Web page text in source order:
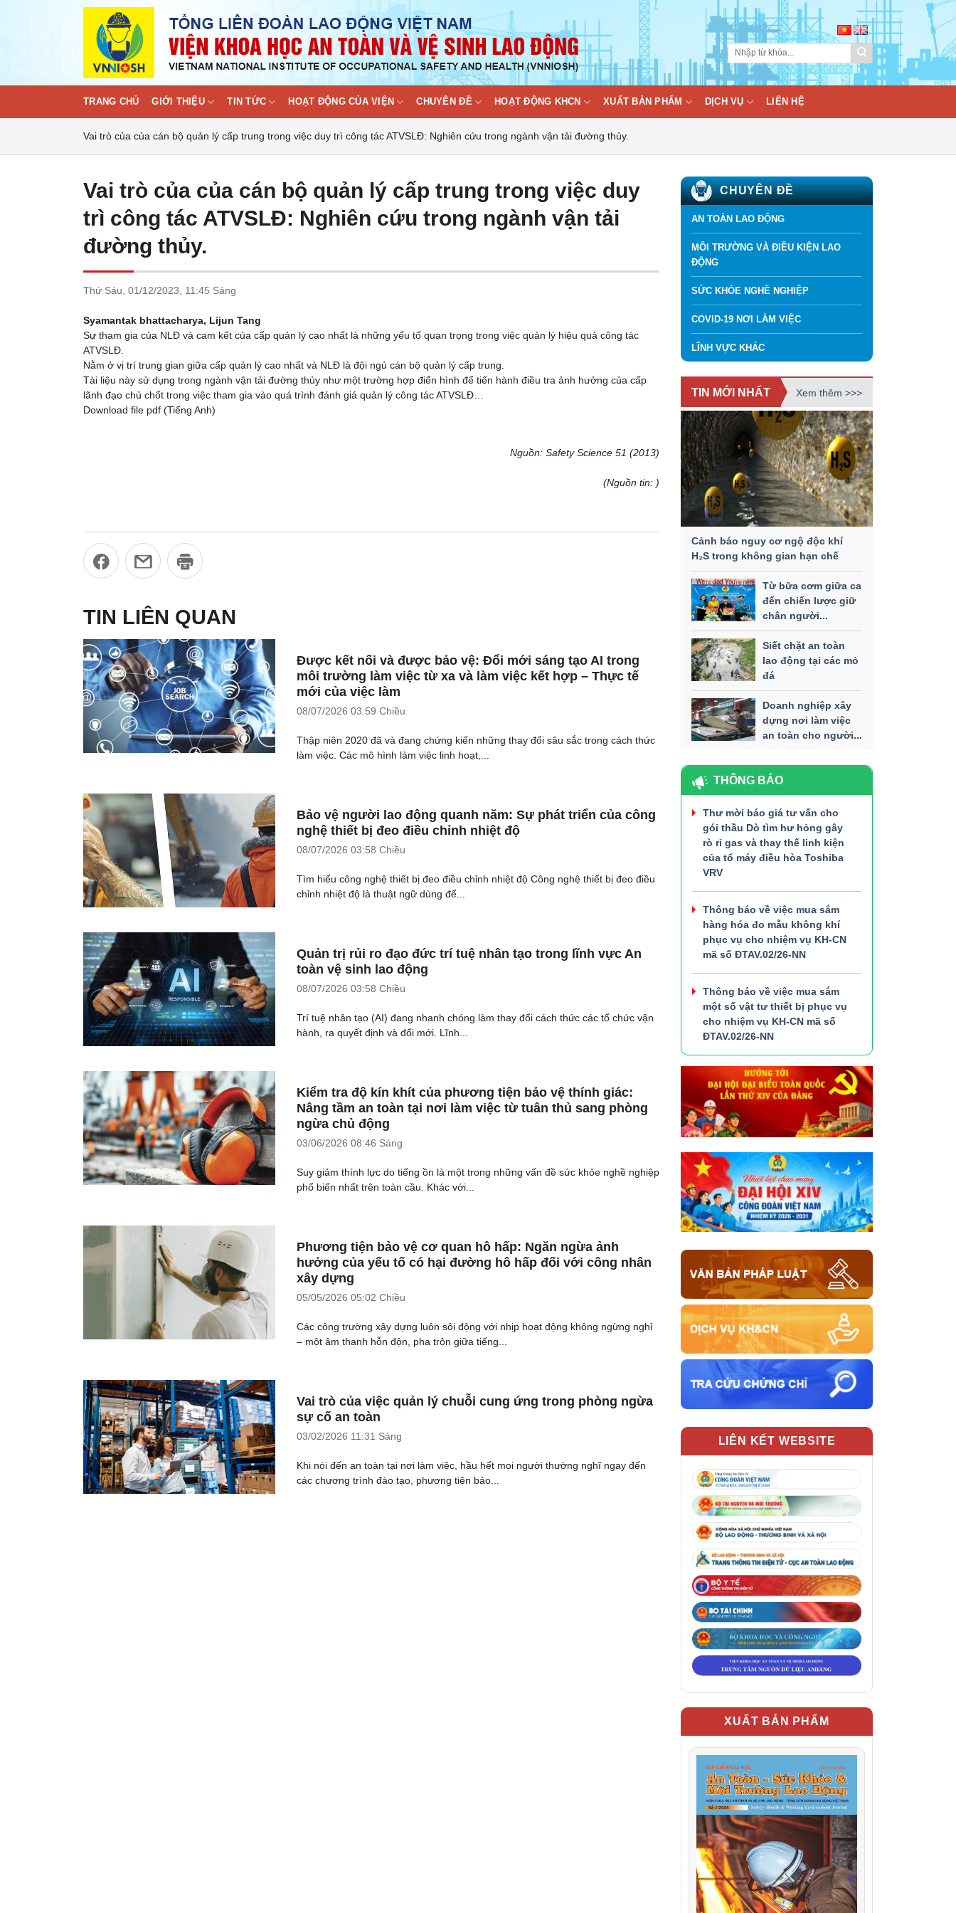
TRANG CHỦ GIỚI THIỆU TIN TỨC HOẠT ĐỘNG CỦA VIỆN CHUYÊN ĐỀ HOẠT ĐỘNG KHCN XUẤT BẢN PHẨM DỊCH VỤ LIÊN HỆ
Vai trò của của cán bộ quản lý cấp trung trong việc duy trì công tác ATVSLĐ: Nghiên cứu trong ngành vận tải đường thủy.
Vai trò của của cán bộ quản lý cấp trung trong việc duy
trì công tác ATVSLĐ: Nghiên cứu trong ngành vận tải
đường thủy.
Thứ Sáu, 01/12/2023, 11:45 Sáng
Syamantak bhattacharya, Lijun Tang
Sự tham gia của NLĐ và cam kết của cấp quản lý cao nhất là những yếu tố quan trọng trong việc quản lý hiệu quả công tác
ATVSLĐ.
Nằm ở vị trí trung gian giữa cấp quản lý cao nhất và NLĐ là đội ngủ cán bộ quản lý cấp trung.
Tài liệu này sử dụng trong ngành vận tải đường thủy như một trường hợp điển hình để tiến hành điều tra ảnh hưởng của cấp
lãnh đạo chủ chốt trong việc tham gia vào quá trình đánh giá quản lý công tác ATVSLĐ…
Download file pdf (Tiếng Anh)
Nguồn: Safety Science 51 (2013)
(Nguồn tin: )
TIN LIÊN QUAN
Được kết nối và được bảo vệ: Đổi mới sáng tạo AI trong
môi trường làm việc từ xa và làm việc kết hợp – Thực tế
mới của việc làm
08/07/2026 03:59 Chiều
Thập niên 2020 đã và đang chứng kiến những thay đổi sâu sắc trong cách thức
làm việc. Các mô hình làm việc linh hoạt,...
Bảo vệ người lao động quanh năm: Sự phát triển của công
nghệ thiết bị đeo điều chỉnh nhiệt độ
08/07/2026 03:58 Chiều
Tìm hiểu công nghệ thiết bị đeo điều chỉnh nhiệt độ Công nghệ thiết bị đeo điều
chỉnh nhiệt độ là thuật ngữ dùng để...
Quản trị rủi ro đạo đức trí tuệ nhân tạo trong lĩnh vực An
toàn vệ sinh lao động
08/07/2026 03:58 Chiều
Trí tuệ nhân tạo (AI) đang nhanh chóng làm thay đổi cách thức các tổ chức vận
hành, ra quyết định và đổi mới. Lĩnh...
Kiểm tra độ kín khít của phương tiện bảo vệ thính giác:
Nâng tầm an toàn tại nơi làm việc từ tuân thủ sang phòng
ngừa chủ động
03/06/2026 08:46 Sáng
Suy giảm thính lực do tiếng ồn là một trong những vấn đề sức khỏe nghề nghiệp
phổ biến nhất trên toàn cầu. Khác với...
Phương tiện bảo vệ cơ quan hô hấp: Ngăn ngừa ảnh
hưởng của yếu tố có hại đường hô hấp đối với công nhân
xây dựng
05/05/2026 05:02 Chiều
Các công trường xây dựng luôn sôi động với nhịp hoạt động không ngừng nghỉ
– một âm thanh hỗn độn, pha trộn giữa tiếng...
Vai trò của việc quản lý chuỗi cung ứng trong phòng ngừa
sự cố an toàn
03/02/2026 11:31 Sáng
Khi nói đến an toàn tại nơi làm việc, hầu hết mọi người thường nghĩ ngay đến
các chương trình đào tạo, phương tiện bảo...
CHUYÊN ĐỀ
AN TOÀN LAO ĐỘNG
MÔI TRƯỜNG VÀ ĐIỀU KIỆN LAO
ĐỘNG
SỨC KHỎE NGHỀ NGHIỆP
COVID-19 NƠI LÀM VIỆC
LĨNH VỰC KHÁC
TIN MỚI NHẤT Xem thêm >>>
Cảnh báo nguy cơ ngộ độc khí
H₂S trong không gian hạn chế
Từ bữa cơm giữa ca
đến chiến lược giữ
chân người...
Siết chặt an toàn
lao động tại các mỏ
đá
Doanh nghiệp xây
dựng nơi làm việc
an toàn cho người...
THÔNG BÁO
Thư mời báo giá tư vấn cho
gói thầu Dò tìm hư hỏng gây
rò rỉ gas và thay thế linh kiện
của tổ máy điều hòa Toshiba
VRV
Thông báo về việc mua sắm
hàng hóa đo mẫu không khí
phục vụ cho nhiệm vụ KH-CN
mã số ĐTAV.02/26-NN
Thông báo về việc mua sắm
một số vật tư thiết bị phục vụ
cho nhiệm vụ KH-CN mã số
ĐTAV.02/26-NN
LIÊN KẾT WEBSITE
XUẤT BẢN PHẨM